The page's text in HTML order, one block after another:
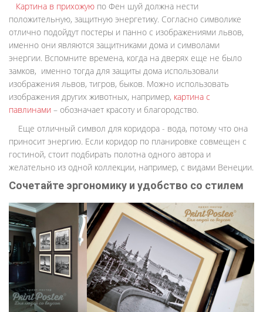
Картина в прихожую по Фен шуй должна нести
положительную, защитную энергетику. Согласно символике
отлично подойдут постеры и панно с изображениями львов,
именно они являются защитниками дома и символами
энергии. Вспомните времена, когда на дверях еще не было
замков, именно тогда для защиты дома использовали
изображения львов, тигров, быков. Можно использовать
изображения других животных, например, картина с
павлинами – обозначает красоту и благородство.
Еще отличный символ для коридора - вода, потому что она
приносит энергию. Если коридор по планировке совмещен с
гостиной, стоит подбирать полотна одного автора и
желательно из одной коллекции, например, с видами Венеции.
Сочетайте эргономику и удобство со стилем